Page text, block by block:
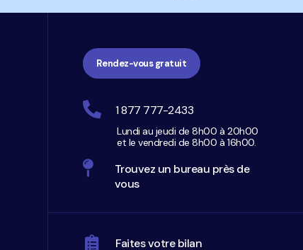
Rendez-vous gratuit
1 877 777-2433
Lundi au jeudi de 8h00 à 20h00
et le vendredi de 8h00 à 16h00.
Trouvez un bureau près de
vous
Faites votre bilan